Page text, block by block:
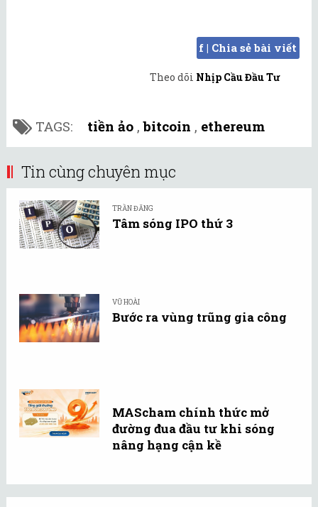
f | Chia sẻ bài viết
Theo dõi Nhịp Cầu Đầu Tư
TAGS: tiền ảo ,bitcoin , ethereum
Tin cùng chuyên mục
TRẦN ĐĂNG
Tâm sóng IPO thứ 3
VŨ HOÀI
Bước ra vùng trũng gia công
MAScham chính thức mở
đường đua đầu tư khi sóng
nâng hạng cận kề